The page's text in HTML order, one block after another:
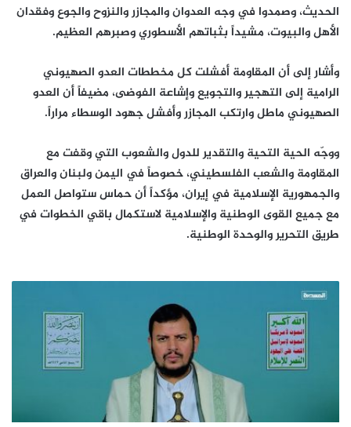
الحديث، وصمدوا في وجه العدوان والمجازر والنزوح والجوع وفقدان
الأهل والبيوت، مشيداً بثباتهم الأسطوري وصبرهم العظيم.
وأشار إلى أن المقاومة أفشلت كل مخططات العدو الصهيوني
الرامية إلى التهجير والتجويع وإشاعة الفوضى، مضيفاً أن العدو
الصهيوني ماطل وارتكب المجازر وأفشل جهود الوسطاء مراراً.
ووجّه الحية التحية والتقدير للدول والشعوب التي وقفت مع
المقاومة والشعب الفلسطيني، خصوصاً في اليمن ولبنان والعراق
والجمهورية الإسلامية في إيران، مؤكداً أن حماس ستواصل العمل
مع جميع القوى الوطنية والإسلامية لاستكمال باقي الخطوات في
طريق التحرير والوحدة الوطنية.